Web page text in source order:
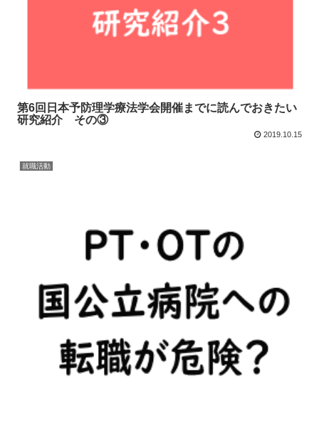
第6回日本予防理学療法学会開催までに読んでおきたい
研究紹介 その③
2019.10.15
就職活動